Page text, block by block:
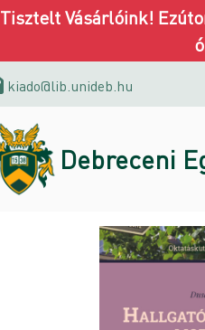
Tisztelt Vásárlóink!
kiado@lib.unideb.hu
Debreceni